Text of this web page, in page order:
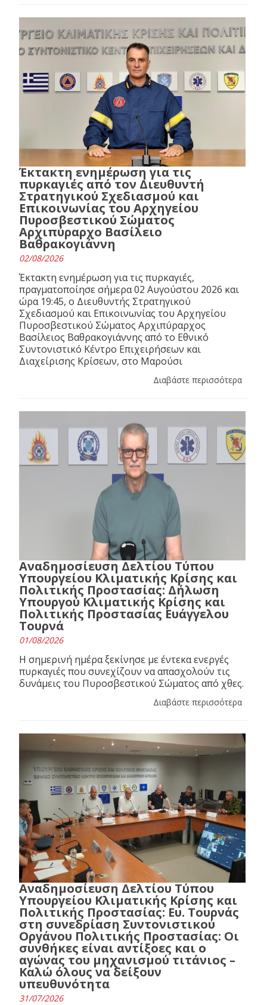
Έκτακτη ενημέρωση για τις
πυρκαγιές από τον Διευθυντή
Στρατηγικού Σχεδιασμού και
Επικοινωνίας του Αρχηγείου
Πυροσβεστικού Σώματος
Αρχιπύραρχο Βασίλειο
Βαθρακογιάννη
02/08/2026
Έκτακτη ενημέρωση για τις πυρκαγιές,
πραγματοποίησε σήμερα 02 Αυγούστου 2026 και
ώρα 19:45, ο Διευθυντής Στρατηγικού
Σχεδιασμού και Επικοινωνίας του Αρχηγείου
Πυροσβεστικού Σώματος Αρχιπύραρχος
Βασίλειος Βαθρακογιάννης από το Εθνικό
Συντονιστικό Κέντρο Επιχειρήσεων και
Διαχείρισης Κρίσεων, στο Μαρούσι
Διαβάστε περισσότερα
Αναδημοσίευση Δελτίου Τύπου
Υπουργείου Κλιματικής Κρίσης και
Πολιτικής Προστασίας: Δήλωση
Υπουργού Κλιματικής Κρίσης και
Πολιτικής Προστασίας Ευάγγελου
Τουρνά
01/08/2026
Η σημερινή ημέρα ξεκίνησε με έντεκα ενεργές
πυρκαγιές που συνεχίζουν να απασχολούν τις
δυνάμεις του Πυροσβεστικού Σώματος από χθες.
Διαβάστε περισσότερα
Αναδημοσίευση Δελτίου Τύπου
Υπουργείου Κλιματικής Κρίσης και
Πολιτικής Προστασίας: Ευ. Τουρνάς
στη συνεδρίαση Συντονιστικού
Οργάνου Πολιτικής Προστασίας: Οι
συνθήκες είναι αντίξοες και ο
αγώνας του μηχανισμού τιτάνιος –
Καλώ όλους να δείξουν
υπευθυνότητα
31/07/2026